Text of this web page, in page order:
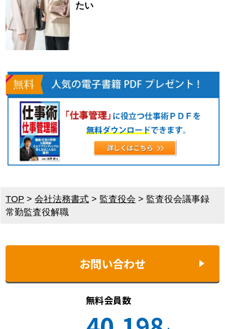
たい
TOP >会社法務書式 > 監査役会 > 監査役会議事録
常勤監査役解職
お問い合わせ
無料会員数